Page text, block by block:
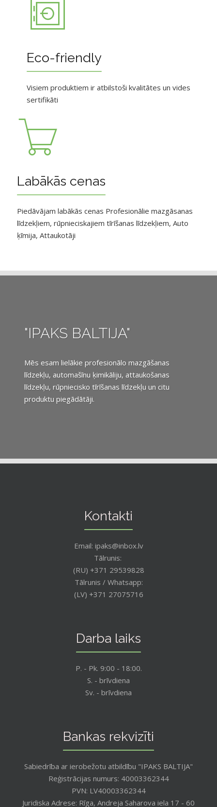
Eco-friendly
Visiem produktiem ir atbilstoši kvalitātes un vides
sertifikāti
Labākās cenas
Piedāvājam labākās cenas Profesionālie mazgāsanas
līdzekļiem, rūpnieciskajiem tīrīšanas līdzekļiem, Auto
ķīmija, Attaukotāji
"IPAKS BALTIJA"
Mēs esam lielākie profesionālo mazgāšanas
līdzekļu, automašīnu ķimikāliju, attaukošanas
līdzekļu, rūpniecisko tīrīšanas līdzekļu un citu
produktu piegādātāji.
Kontakti
Email: ipaks@inbox.lv
Tālrunis:
(RU) +371 29539828
Tālrunis / Whatsapp:
(LV) +371 27075716
Darba laiks
P. - Pk. 9:00 - 18:00.
S. - brīvdiena
Sv. - brīvdiena
Bankas rekvizīti
Sabiedrība ar ierobežotu atbildību "IPAKS BALTIJA"
Reģistrācijas numurs: 40003362344
PVN: LV40003362344
Juridiska Adrese: Rīga, Andreja Saharova iela 17 - 60